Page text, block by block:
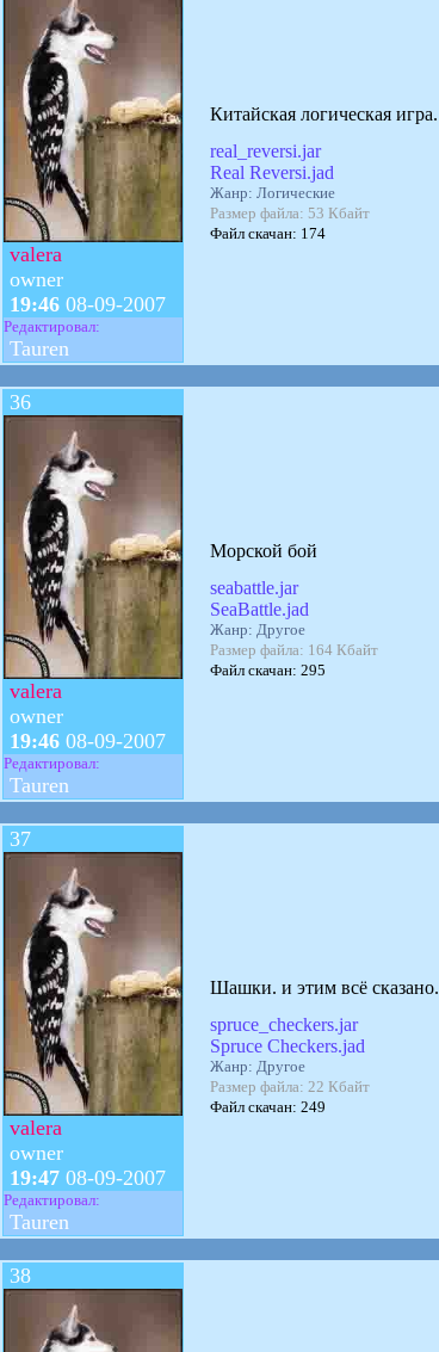
valera
owner
19:46 08-09-2007
Редактировал:
Tauren
Китайская логическая игра.
real_reversi.jar
Real Reversi.jad
Жанр: Логические
Размер файла: 53 Кбайт
Файл скачан: 174
36
valera
owner
19:46 08-09-2007
Редактировал:
Tauren
Морской бой
seabattle.jar
SeaBattle.jad
Жанр: Другое
Размер файла: 164 Кбайт
Файл скачан: 295
37
valera
owner
19:47 08-09-2007
Редактировал:
Tauren
Шашки. и этим всё сказано.
spruce_checkers.jar
Spruce Checkers.jad
Жанр: Другое
Размер файла: 22 Кбайт
Файл скачан: 249
38